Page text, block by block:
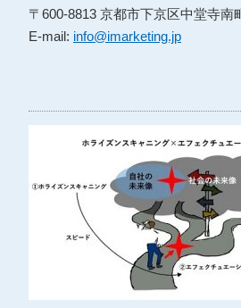
〒600-8813 京都市下京区中堂寺南
E-mail: info@imarketing.jp